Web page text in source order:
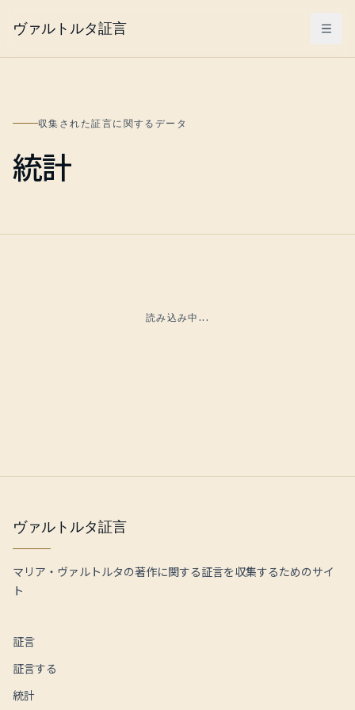
ヴァルトルタ証言 Menu
収集された証言に関するデータ
統計
読み込み中...
ヴァルトルタ証言
マリア・ヴァルトルタの著作に関する証言を収集するためのサイ
ト
証言
証言する
統計